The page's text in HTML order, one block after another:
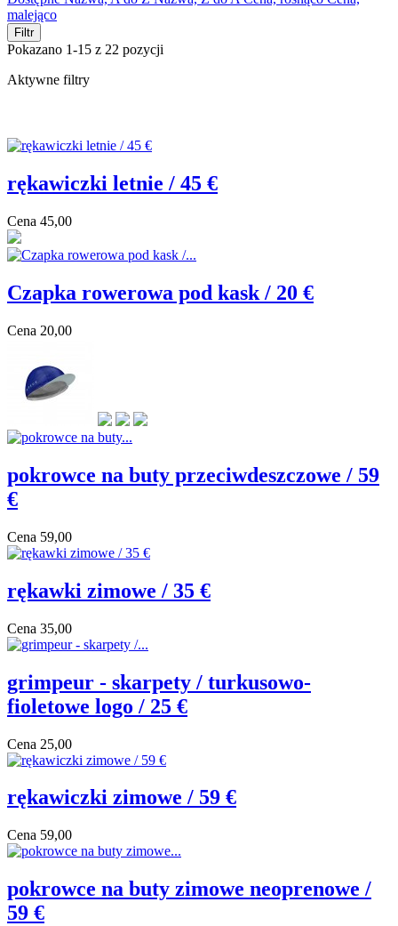
malejąco
Filtr
Pokazano 1-15 z 22 pozycji
Aktywne filtry
rękawiczki letnie / 45 €
Cena 45,00
Czapka rowerowa pod kask / 20 €
Cena 20,00
pokrowce na buty przeciwdeszczowe / 59
€
Cena 59,00
rękawki zimowe / 35 €
Cena 35,00
grimpeur - skarpety / turkusowo-
fioletowe logo / 25 €
Cena 25,00
rękawiczki zimowe / 59 €
Cena 59,00
pokrowce na buty zimowe neoprenowe /
59 €